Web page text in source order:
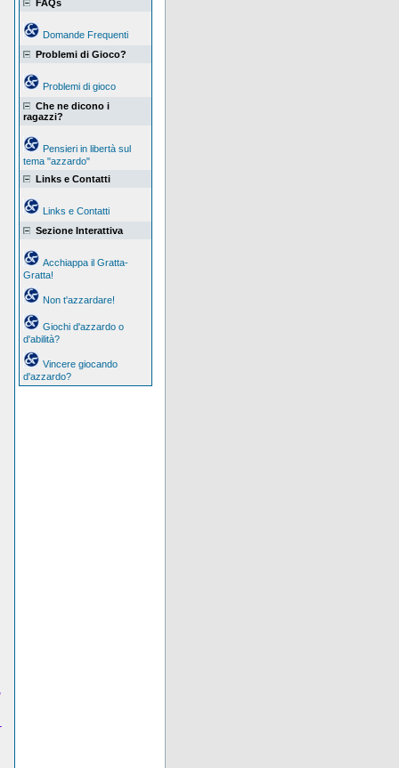
FAQs
Domande Frequenti
Problemi di Gioco?
Problemi di gioco
Che ne dicono i
ragazzi?
Pensieri in libertà sul
tema "azzardo"
Links e Contatti
Links e Contatti
Sezione Interattiva
Acchiappa il Gratta-
Gratta!
Non t'azzardare!
Giochi d'azzardo o
d'abilità?
Vincere giocando
d'azzardo?